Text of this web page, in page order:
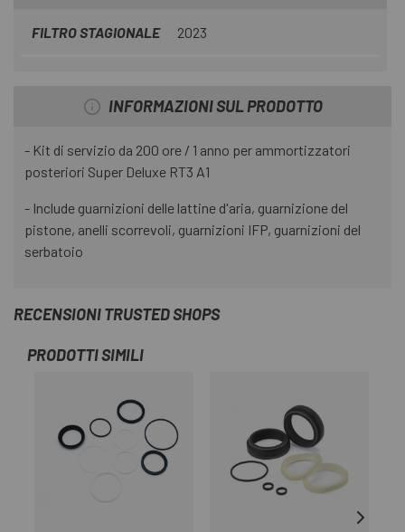
FILTRO STAGIONALE 2023
INFORMAZIONI SUL PRODOTTO
- Kit di servizio da 200 ore / 1 anno per ammortizzatori
posteriori Super Deluxe RT3 A1
- Include guarnizioni delle lattine d'aria, guarnizione del
pistone, anelli scorrevoli, guarnizioni IFP, guarnizioni del
serbatoio
RECENSIONI TRUSTED SHOPS
PRODOTTI SIMILI